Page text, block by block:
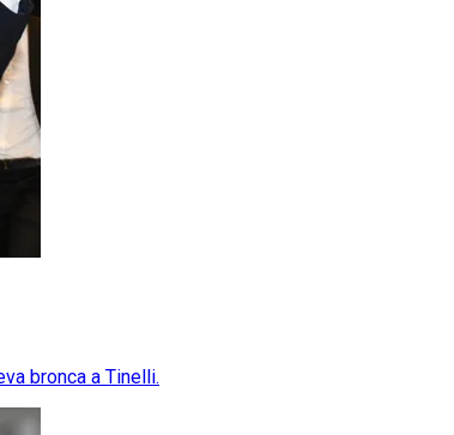
bronca a Tinelli.